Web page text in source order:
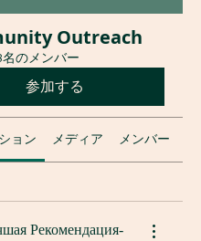
Outreach
名のメンバー
参加する
ョン メディア メンバー
Рекомендация-